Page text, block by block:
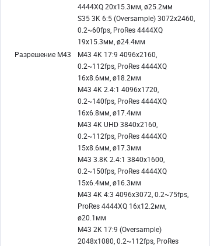
4444XQ 20x15.3мм, ø25.2мм
S35 3K 6:5 (Oversample) 3072x2460,
0.2~60fps, ProRes 4444XQ
19x15.3мм, ø24.4мм
Разрешение M43
M43 4K 17:9 4096x2160,
0.2~112fps, ProRes 4444XQ
16x8.6мм, ø18.2мм
M43 4K 2.4:1 4096x1720,
0.2~140fps, ProRes 4444XQ
16x6.8мм, ø17.4мм
M43 4K UHD 3840x2160,
0.2~112fps, ProRes 4444XQ
15x8.6мм, ø17.3мм
M43 3.8K 2.4:1 3840x1600,
0.2~150fps, ProRes 4444XQ
15x6.4мм, ø16.3мм
M43 4K 4:3 4096x3072, 0.2~75fps,
ProRes 4444XQ 16x12.2мм,
ø20.1мм
M43 2K 17:9 (Oversample)
2048x1080, 0.2~112fps, ProRes